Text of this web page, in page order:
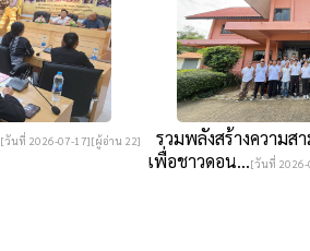
[วันที่ 2026-07-17][ผู้อ่าน 22]
รวมพลังสร้างความส
เพื่อชาวดอน...[วันที่